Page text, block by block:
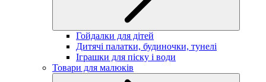
Гойдалки для дітей
Дитячі палатки, будиночки, тунелі
Іграшки для піску і води
Товари для малюків